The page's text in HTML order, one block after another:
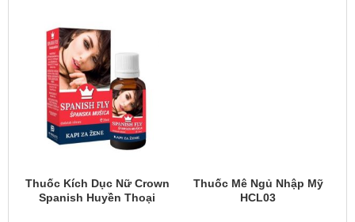
Thuốc Kích Dục Nữ Crown
Spanish Huyền Thoại
Thuốc Mê Ngủ Nhập Mỹ
HCL03